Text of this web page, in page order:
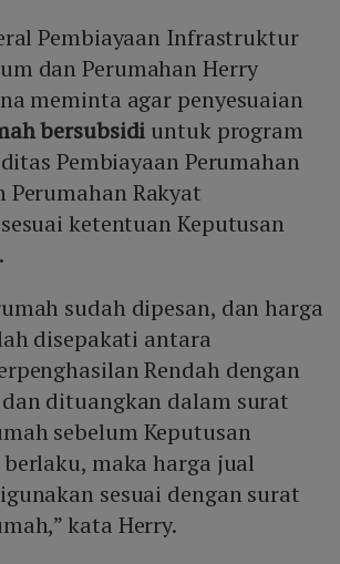
Pembiayaan Infrastruktur
dan Perumahan Herry
meminta agar penyesuaian
bersubsidi untuk program
Pembiayaan Perumahan
Perumahan Rakyat
ketentuan Keputusan
sudah dipesan, dan harga
disepakati antara
Rendah dengan
dituangkan dalam surat
sebelum Keputusan
berlaku, maka harga jual
sesuai dengan surat
kata Herry.